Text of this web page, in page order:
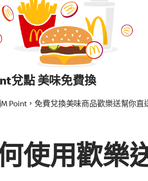
兌點 美味免費換
Point，免費兌換美味商品歡樂送幫你直
使用歡樂